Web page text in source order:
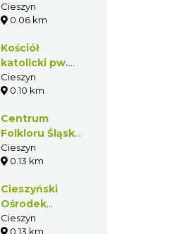
Najświętszej
Marii Panny w
Cieszyn
0.06 km
Kościół
katolicki pw.
Świętej Trójcy
w Cieszynie
Cieszyn
0.10 km
Centrum
Folkloru Śląska
Cieszyńskiego
Cieszyn
0.13 km
Cieszyński
Ośrodek
Kultury "Dom
Cieszyn
0.13 km